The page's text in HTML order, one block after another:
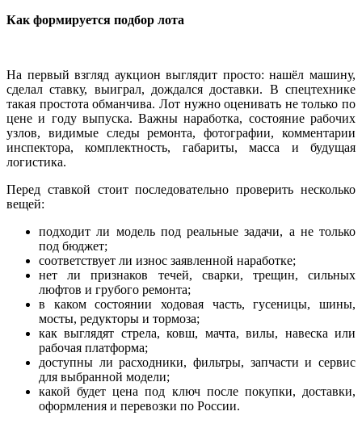
Как формируется подбор лота
На первый взгляд аукцион выглядит просто: нашёл машину,
сделал ставку, выиграл, дождался доставки. В спецтехнике
такая простота обманчива. Лот нужно оценивать не только по
цене и году выпуска. Важны наработка, состояние рабочих
узлов, видимые следы ремонта, фотографии, комментарии
инспектора, комплектность, габариты, масса и будущая
логистика.
Перед ставкой стоит последовательно проверить несколько
вещей:
подходит ли модель под реальные задачи, а не только
под бюджет;
соответствует ли износ заявленной наработке;
нет ли признаков течей, сварки, трещин, сильных
люфтов и грубого ремонта;
в каком состоянии ходовая часть, гусеницы, шины,
мосты, редукторы и тормоза;
как выглядят стрела, ковш, мачта, вилы, навеска или
рабочая платформа;
доступны ли расходники, фильтры, запчасти и сервис
для выбранной модели;
какой будет цена под ключ после покупки, доставки,
оформления и перевозки по России.